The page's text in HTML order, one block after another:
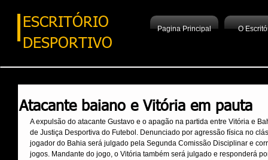
ESCRITÓRIO
DESPORTIVO
Pagina Principal O
para
Atacante baiano e Vitória em pauta
A expulsão do atacante Gustavo e o apagão na partida entre Vitória e
de Justiça Desportiva do Futebol. Denunciado por agressão física no
jogador do Bahia será julgado pela Segunda Comissão Disciplinar e
jogos. Mandante do jogo, o Vitória também será julgado e responderá